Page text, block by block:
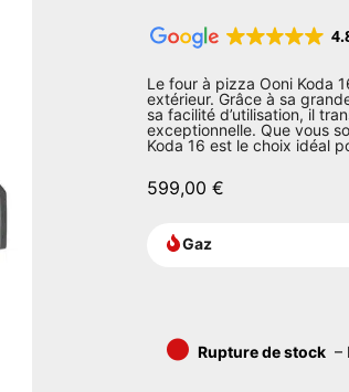
Le four à pizza Ooni Koda
extérieur. Grâce à sa
sa facilité d’utilisation, il
exceptionnelle. Que vous
Koda 16 est le choix idéal
599,00 €
Gaz
• Rupture de stock –